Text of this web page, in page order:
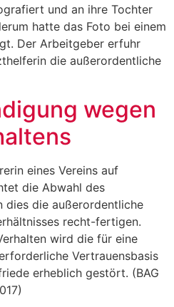
und an ihre Tochter
hatte das Foto bei einem
Der Arbeitgeber erfuhr
die außerordentliche
wegen
eines Vereins auf
die Abwahl des
dies die außerordentliche
recht-fertigen.
wird die für eine
Vertrauensbasis
erheblich gestört. (BAG